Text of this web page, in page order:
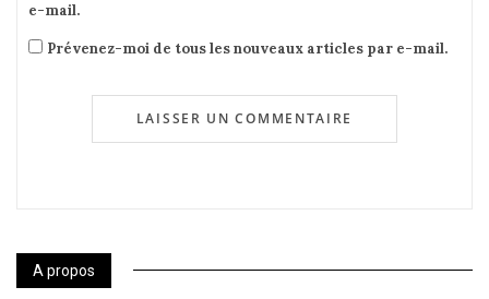
e-mail.
Prévenez-moi de tous les nouveaux articles par e-mail.
A propos